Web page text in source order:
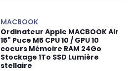
MACBOOK
Ordinateur Apple MACBOOK Air
15" Puce M5 CPU 10 / GPU 10
coeurs Mémoire RAM 24Go
Stockage 1To SSD Lumière
stellaire